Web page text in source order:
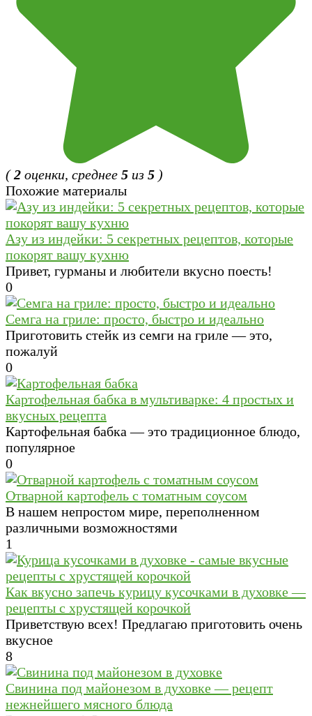
(2 оценки, среднее 5 из 5 )
Похожие материалы
Азу из индейки: 5 секретных рецептов, которые
покорят вашу кухню
Привет, гурманы и любители вкусно поесть!
0
Семга на гриле: просто, быстро и идеально
Приготовить стейк из семги на гриле — это,
пожалуй
0
Картофельная бабка в мультиварке: 4 простых и
вкусных рецепта
Картофельная бабка — это традиционное блюдо,
популярное
0
Отварной картофель с томатным соусом
В нашем непростом мире, переполненном
различными возможностями
1
Как вкусно запечь курицу кусочками в духовке —
рецепты с хрустящей корочкой
Приветствую всех! Предлагаю приготовить очень
вкусное
8
Свинина под майонезом в духовке — рецепт
нежнейшего мясного блюда